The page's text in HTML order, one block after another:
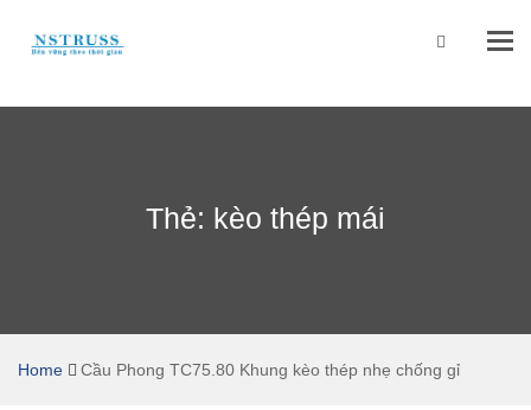
Thẻ: kèo thép mái
Home Cầu Phong TC75.80 Khung kèo thép nhẹ chống gỉ